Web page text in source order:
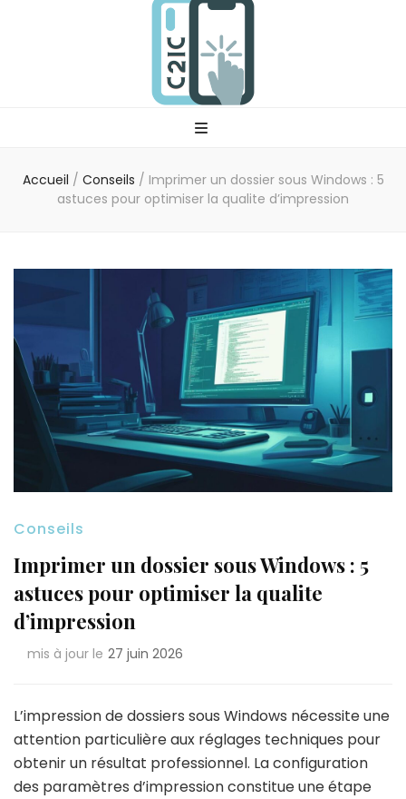
Accueil / Conseils / Imprimer un dossier sous Windows : 5
astuces pour optimiser la qualite d’impression
Conseils
Imprimer un dossier sous Windows : 5
astuces pour optimiser la qualite
d’impression
mis à jour le 27 juin 2026
L’impression de dossiers sous Windows nécessite une
attention particulière aux réglages techniques pour
obtenir un résultat professionnel. La configuration
des paramètres d’impression constitue une étape